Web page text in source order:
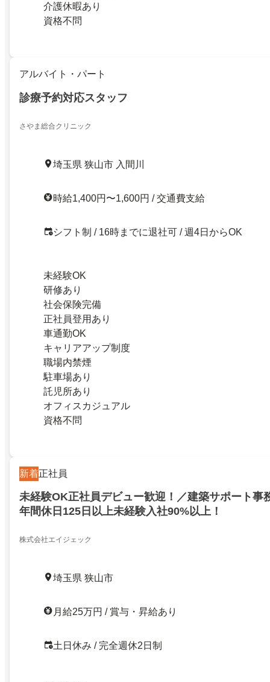
介護休暇あり
資格不問
アルバイト・パート
診療予約対応スタッフ
さやま総合クリニック
埼玉県 狭山市 入間川
時給1,400円〜1,600円 / 交通費支給
シフト制 / 16時までに退社可 / 週4日からOK
未経験OK
研修あり
社会保険完備
正社員登用あり
車通勤OK
キャリアアップ制度
職場内禁煙
駐車場あり
託児所あり
オフィスカジュアル
資格不問
新着正社員
未経験OK正社員デビュー歓迎！／建築サポート事
年間休日125日以上未経験入社90%以上！
株式会社エイジェック
埼玉県 狭山市
月給25万円 / 賞与・昇給あり
土日休み / 完全週休2日制